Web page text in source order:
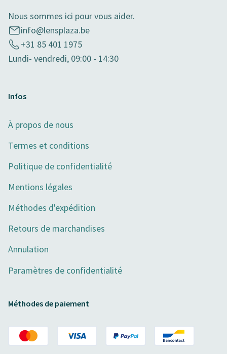
Nous sommes ici pour vous aider.
info@lensplaza.be
+31 85 401 1975
Lundi- vendredi, 09:00 - 14:30
Infos
À propos de nous
Termes et conditions
Politique de confidentialité
Mentions légales
Méthodes d'expédition
Retours de marchandises
Annulation
Paramètres de confidentialité
Méthodes de paiement